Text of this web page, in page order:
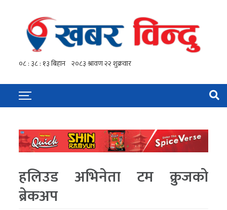
हलिउड अभिनेता टम क्रुजको
ब्रेकअप